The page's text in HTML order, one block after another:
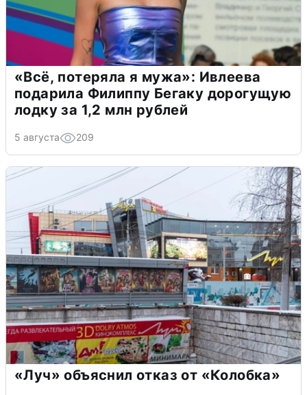
«Всё, потеряла я мужа»: Ивлеева
подарила Филиппу Бегаку дорогущую
лодку за 1,2 млн рублей
5 августа 209
«Луч» объяснил отказ от «Колобка»